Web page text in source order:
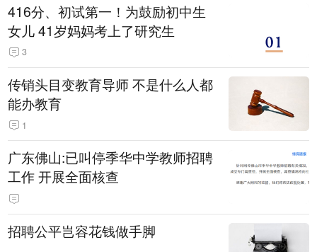
416分、初试第一！为鼓励初中生
女儿 41岁妈妈考上了研究生
3
传销头目变教育导师 不是什么人都
能办教育
1
广东佛山:已叫停季华中学教师招聘
工作 开展全面核查
招聘公平岂容花钱做手脚